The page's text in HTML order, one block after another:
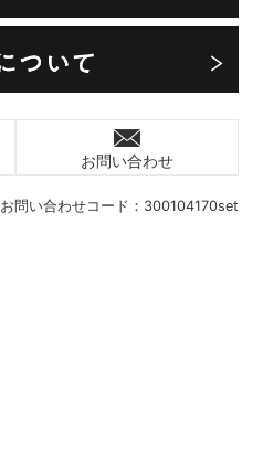
お問い合わせコード： 300104170set
お問い合わせ